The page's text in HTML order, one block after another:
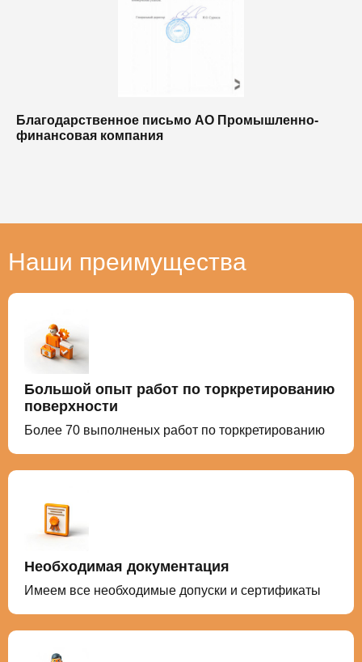
Благодарственное письмо АО Промышленно-
финансовая компания
Наши преимущества
Большой опыт работ по торкретированию
поверхности
Более 70 выполненых работ по торкретированию
Необходимая документация
Имеем все необходимые допуски и сертификаты